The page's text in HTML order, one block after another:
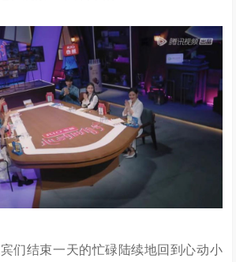
们结束一天的忙碌陆续地回到心动小